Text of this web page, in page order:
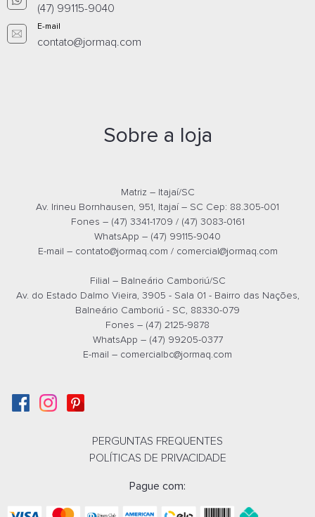
(47) 99115-9040
E-mail
contato@jormaq.com
Sobre a loja
Matriz – Itajaí/SC
Av. Irineu Bornhausen, 951, Itajaí – SC Cep: 88.305-001
Fones – (47) 3341-1709 / (47) 3083-0161
WhatsApp – (47) 99115-9040
E-mail – contato@jormaq.com / comercial@jormaq.com
Filial – Balneário Camboriú/SC
Av. do Estado Dalmo Vieira, 3905 - Sala 01 - Bairro das Nações,
Balneário Camboriú - SC, 88330-079
Fones – (47) 2125-9878
WhatsApp – (47) 99205-0377
E-mail – comercialbc@jormaq.com
PERGUNTAS FREQUENTES
POLÍTICAS DE PRIVACIDADE
Pague com: